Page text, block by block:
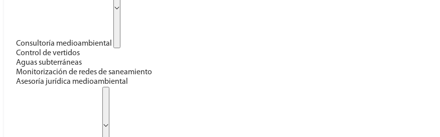
Consultoría medioambiental
Control de vertidos
Aguas subterráneas
Monitorización de redes de saneamiento
Asesoría jurídica medioambiental